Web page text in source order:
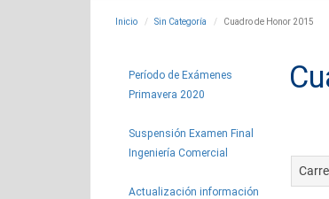
Inicio Sin Categoría Cuadro de Honor 2015
Período de Exámenes
Primavera 2020
Suspensión Examen Final
Ingeniería Comercial
Actualización información